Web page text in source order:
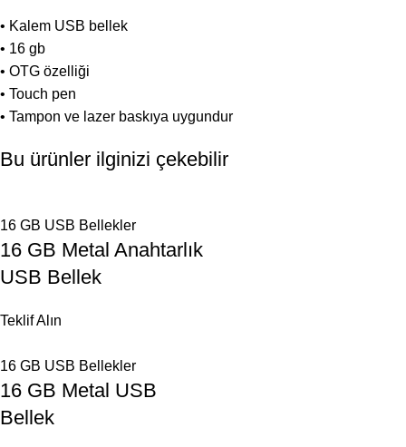
• Kalem USB bellek
• 16 gb
• OTG özelliği
• Touch pen
• Tampon ve lazer baskıya uygundur
Bu ürünler ilginizi çekebilir
16 GB USB Bellekler
16 GB Metal Anahtarlık
USB Bellek
Teklif Alın
16 GB USB Bellekler
16 GB Metal USB
Bellek